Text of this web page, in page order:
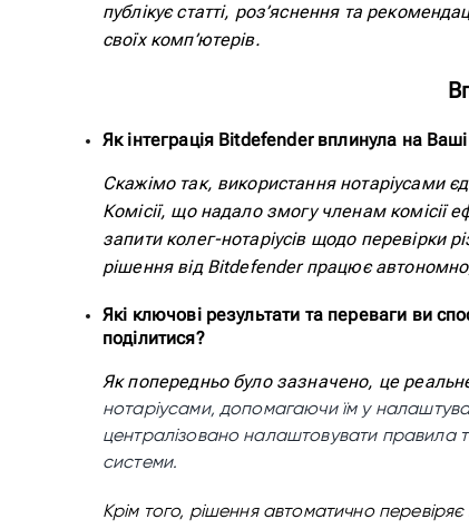
публікує статті, роз’яснення та
своїх комп’ютерів.
Як інтеграція Bitdefender вплинула на
Скажімо так, використання нотаріусами
Комісії, що надало змогу членам комісії
запити колег-нотаріусів щодо перевірки
рішення від Bitdefender працює
Які ключові результати та переваги ви
поділитися?
Як попередньо було зазначено, це
нотаріусами, допомагаючи їм у
централізовано налаштовувати правила
системи.
Крім того, рішення автоматично